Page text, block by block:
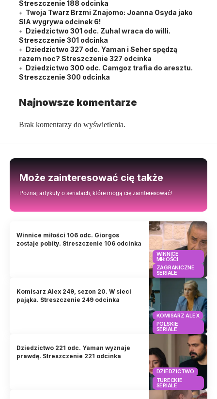
Streszczenie 188 odcinka
Twoja Twarz Brzmi Znajomo: Joanna Osyda jako
SIA wygrywa odcinek 6!
Dziedzictwo 301 odc. Zuhal wraca do willi.
Streszczenie 301 odcinka
Dziedzictwo 327 odc. Yaman i Seher spędzą
razem noc? Streszczenie 327 odcinka
Dziedzictwo 300 odc. Camgoz trafia do aresztu.
Streszczenie 300 odcinka
Najnowsze komentarze
Brak komentarzy do wyświetlenia.
Może zainteresować cię także
Poznaj artykuły o serialach, które mogą cię zainteresować!
WINNICE
MIŁOŚCI
ZAGRANICZNE
SERIALE
Winnice miłości 106 odc. Giorgos
zostaje pobity. Streszczenie 106 odcinka
KOMISARZ ALEX
POLSKIE
SERIALE
Komisarz Alex 249, sezon 20. W sieci
pająka. Streszczenie 249 odcinka
DZIEDZICTWO
TURECKIE
SERIALE
Dziedzictwo 221 odc. Yaman wyznaje
prawdę. Streszczenie 221 odcinka